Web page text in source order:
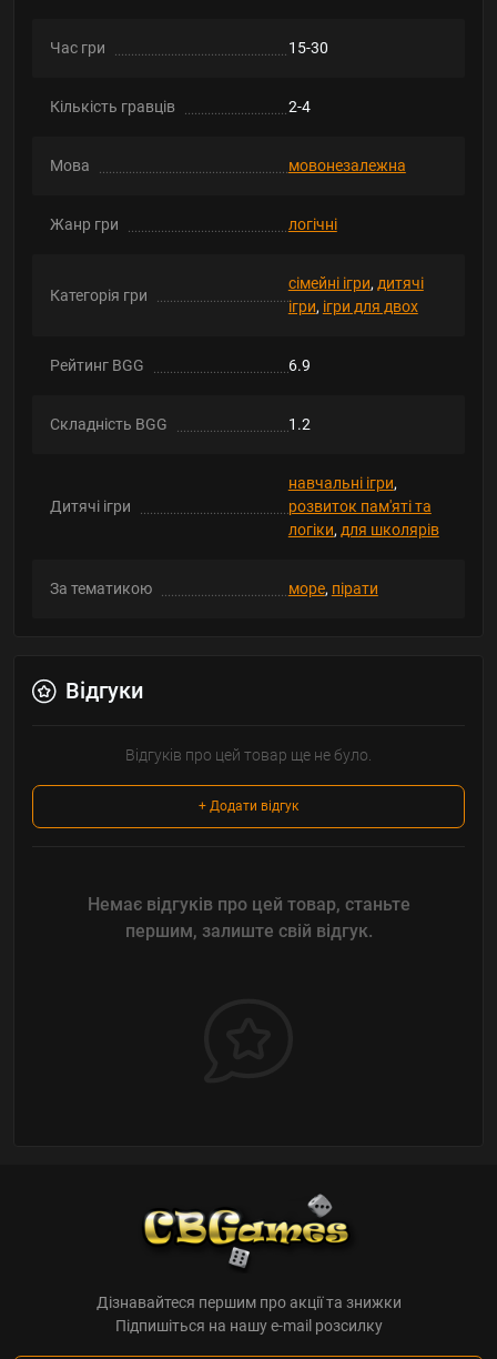
Час гри 15-30
Кількість гравців 2-4
Мова мовонезалежна
Жанр гри логічні
Категорія гри
сімейні ігри, дитячі
ігри, ігри для двох
Рейтинг BGG 6.9
Складність BGG 1.2
Дитячі ігри
навчальні ігри,
розвиток пам'яті та
логіки, для школярів
За тематикою море, пірати
Відгуки
Відгуків про цей товар ще не було.
+ Додати відгук
Немає відгуків про цей товар, станьте
першим, залиште свій відгук.
Дізнавайтеся першим про акції та знижки
Підпишіться на нашу e-mail розсилку